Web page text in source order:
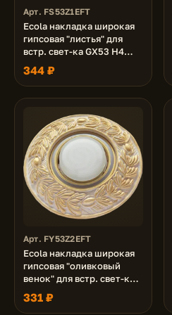
Арт. FS53Z1EFT
Ecola накладка широкая
гипсовая "листья" для
встр. свет-ка GX53 H4
черненое серебро 19х195
344 ₽
Арт. FY53Z2EFT
Ecola накладка широкая
гипсовая "оливковый
венок" для встр. свет-ка
GX53 H4 золото на белом
23х195
331 ₽